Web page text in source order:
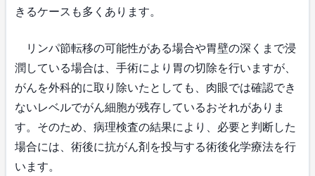
きるケースも多くあります。
リンパ節転移の可能性がある場合や胃壁の深くまで浸
潤している場合は、手術により胃の切除を行いますが、
がんを外科的に取り除いたとしても、肉眼では確認でき
ないレベルでがん細胞が残存しているおそれがありま
す。そのため、病理検査の結果により、必要と判断した
場合には、術後に抗がん剤を投与する術後化学療法を行
います。